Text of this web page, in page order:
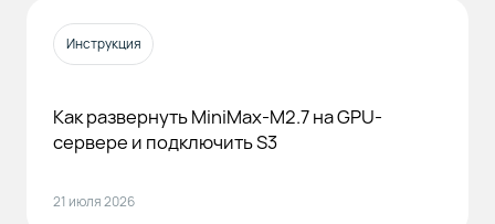
Инструкция
Как развернуть MiniMax-M2.7 на GPU-
сервере и подключить S3
21 июля 2026